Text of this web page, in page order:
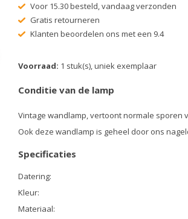
Voor 15.30 besteld, vandaag verzonden
Gratis retourneren
Klanten beoordelen ons met een 9.4
Voorraad: 1 stuk(s), uniek exemplaar
Conditie van de lamp
Vintage wandlamp, vertoont normale sporen
Ook deze wandlamp is geheel door ons
Specificaties
Datering:
Kleur:
Materiaal: